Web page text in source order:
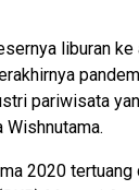
liburan ke
pariwisata
Wishnutama.
2020 tertuang